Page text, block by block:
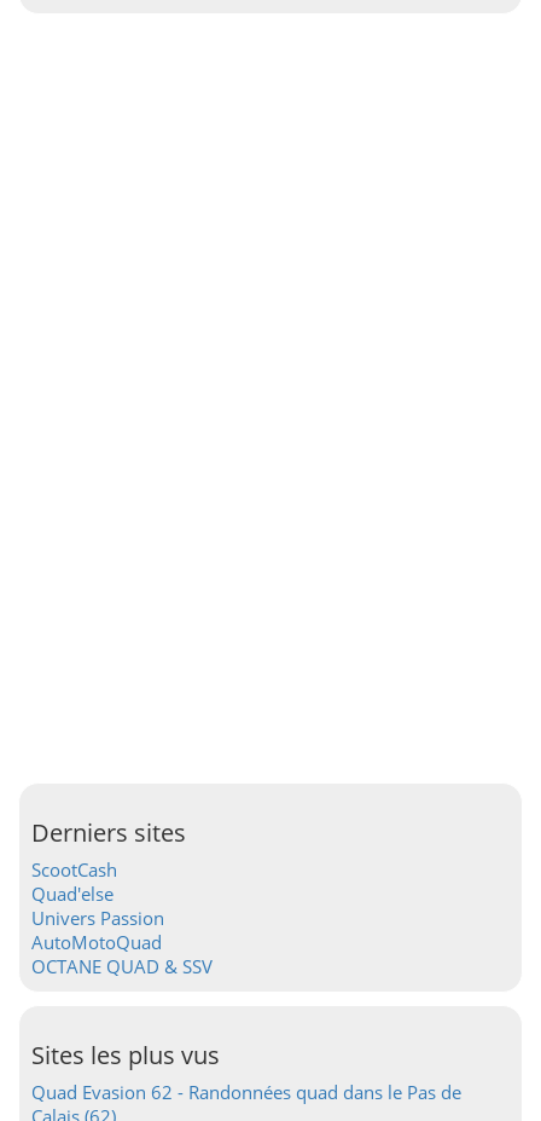
Derniers sites
ScootCash
Quad'else
Univers Passion
AutoMotoQuad
OCTANE QUAD & SSV
Sites les plus vus
Quad Evasion 62 - Randonnées quad dans le Pas de
Calais (62)